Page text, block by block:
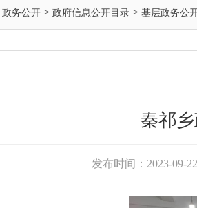
政务公开 > 政府信息公开目录 > 基层政务公
秦祁
发布时间：2023-09-